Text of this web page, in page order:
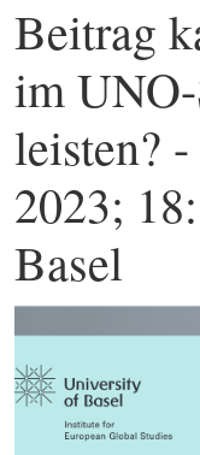
Beitrag
im
leisten?
2023;
Basel